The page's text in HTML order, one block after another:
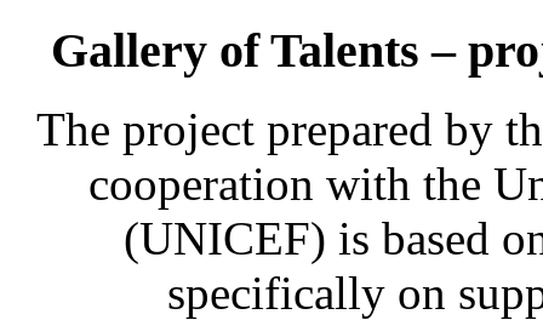
Gallery of Talents –
The project prepared by
cooperation with the
(UNICEF) is based
specifically on